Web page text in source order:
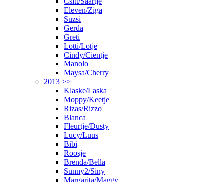
Eleven/Ziga
Suzsi
Gerda
Greti
Lotti/Lotje
Cindy/Cientje
Manolo
Maysa/Cherry
2013 >>
Klaske/Laska
Moppy/Keetje
Rizas/Rizzo
Blanca
Fleurtje/Dusty
Lucy/Luus
Bibi
Roosje
Brenda/Bella
Sunny2/Siny
Margarita/Maggy